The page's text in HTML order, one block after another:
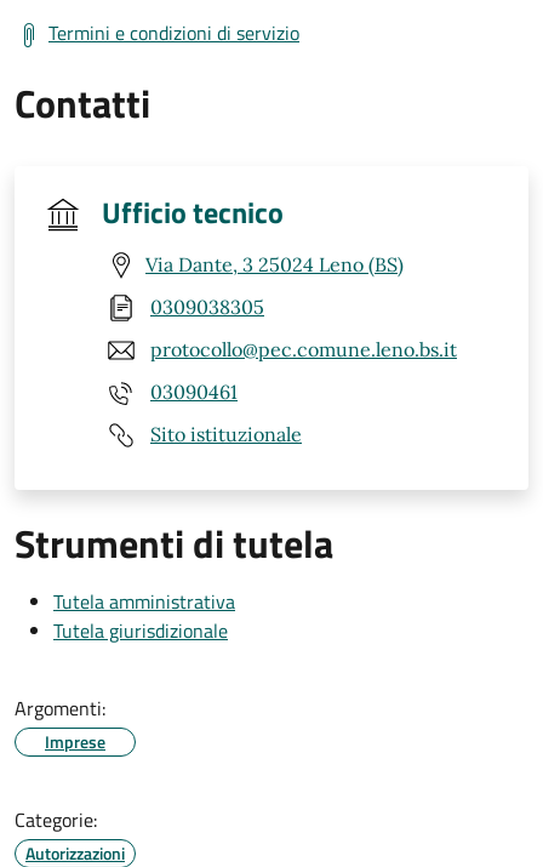
Termini e condizioni di servizio
Contatti
Ufficio tecnico
Via Dante, 3 25024 Leno (BS)
0309038305
protocollo@pec.comune.leno.bs.it
03090461
Sito istituzionale
Strumenti di tutela
Tutela amministrativa
Tutela giurisdizionale
Argomenti:
Imprese
Categorie:
Autorizzazioni